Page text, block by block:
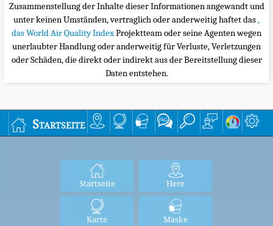
Zusammenstellung der Inhalte dieser Informationen angewandt und
unter keinen Umständen, vertraglich oder anderweitig haftet das,
das World Air Quality IndexProjektteam oder seine Agenten wegen
unerlaubter Handlung oder anderweitig für Verluste, Verletzungen
oder Schäden, die direkt oder indirekt aus der Bereitstellung dieser
Daten entstehen.
Startseite
Startseite Here
Karte Maske